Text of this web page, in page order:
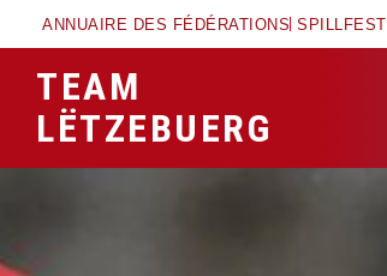
ANNUAIRE DES FÉDÉRATIONS SPILLFEST
TEAM
LËTZEBUERG